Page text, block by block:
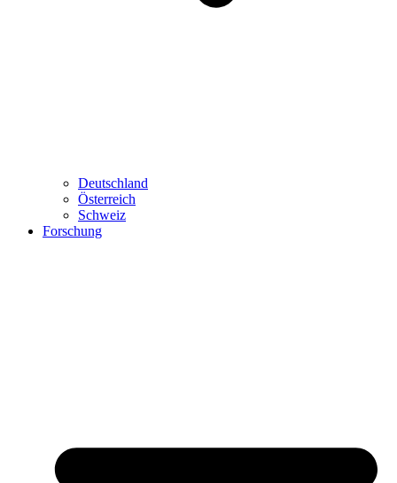
Deutschland
Österreich
Schweiz
Forschung